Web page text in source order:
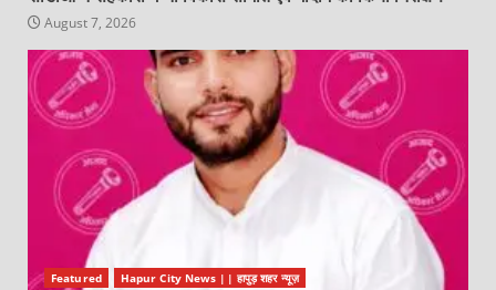
August 7, 2026
Featured Hapur City News || हापुड़ शहर न्यूज़